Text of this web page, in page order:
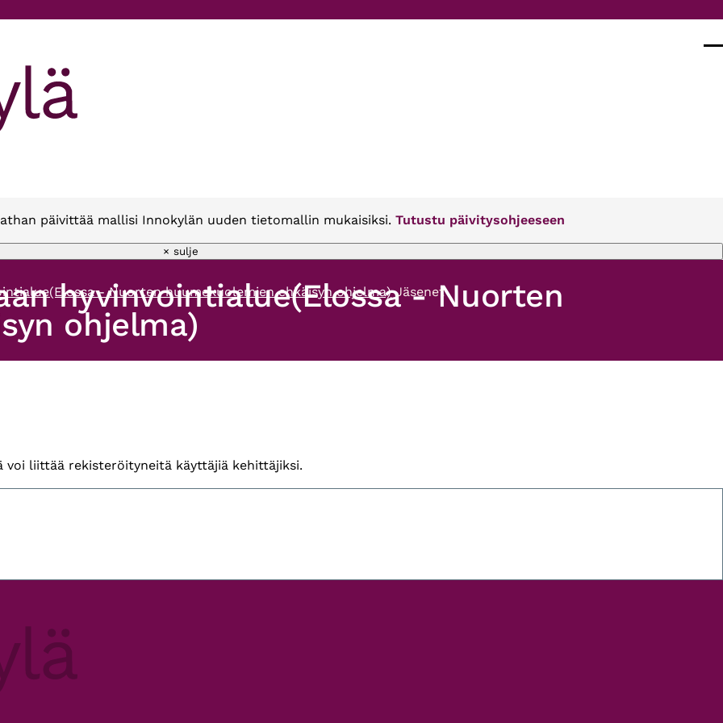
päivittää mallisi Innokylän uuden tietomallin mukaisiksi. Tutustu päivitysohjeeseen
× sulje
- Nuorten huumekuolemien ehkäisyn ohjelma) Jäsenet
hyvinvointialue(Elossa - Nuorten
ohjelma)
liittää rekisteröityneitä käyttäjiä kehittäjiksi.